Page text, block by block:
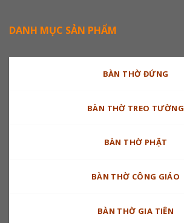
DANH MỤC SẢN PHẨM
BÀN THỜ ĐỨNG
BÀN THỜ TREO TƯỜNG
BÀN THỜ PHẬT
BÀN THỜ CÔNG GIÁO
BÀN THỜ GIA TIÊN